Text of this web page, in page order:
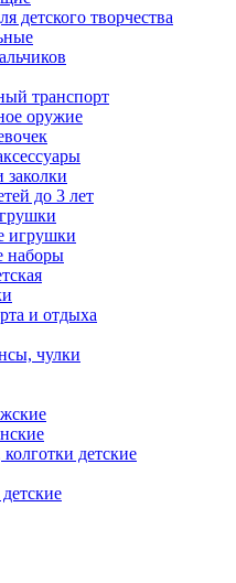
детского творчества
транспорт
оружие
заколки
до 3 лет
игрушки
наборы
и отдыха
чулки
детские